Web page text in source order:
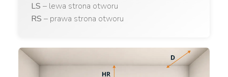
LS – lewa strona otworu
RS – prawa strona otworu